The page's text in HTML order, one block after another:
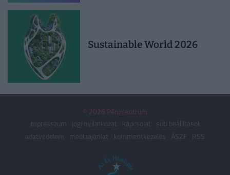
Sustainable World 2026
© 2026 Pénzcentrum
impresszum
jogi nyilatkozat kapcsolat
süti beállítások
adatvédelem
médiaajánlat kommentkezelés ÁSZF RSS